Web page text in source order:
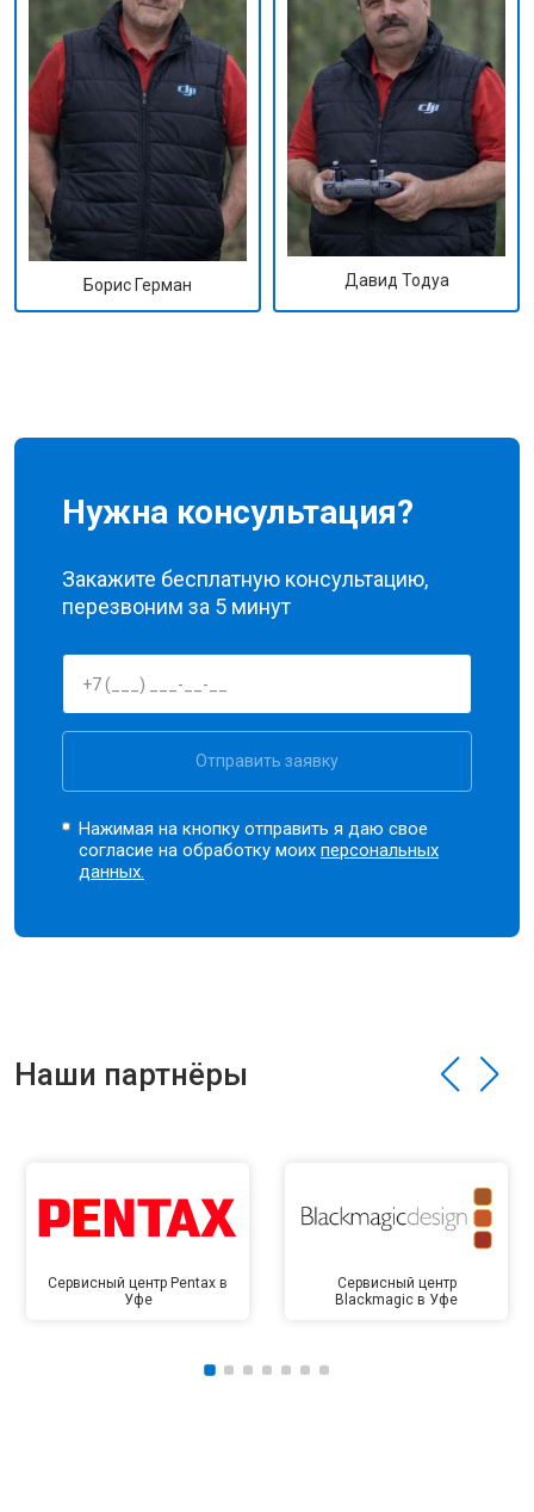
Борис Герман Давид Тодуа
Нужна консультация?
Закажите бесплатную консультацию,
перезвоним за 5 минут
Отправить заявку
Нажимая на кнопку отправить я даю свое
согласие на обработку моихперсональных
данных.
Наши партнёры
Сервисный центр Pentax в
Уфе
Сервисный центр
Blackmagic в Уфе